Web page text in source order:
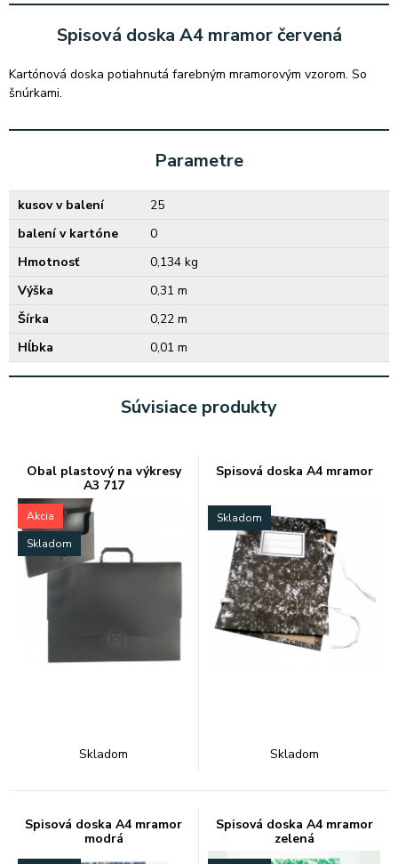
Spisová doska A4 mramor červená
Kartónová doska potiahnutá farebným mramorovým vzorom. So
šnúrkami.
Parametre
kusov v balení
25
balení v kartóne
0
Hmotnosť
0,134 kg
Výška
0,31 m
Šírka
0,22 m
Hĺbka
0,01 m
Súvisiace produkty
Obal plastový na výkresy
A3 717
Akcia
Skladom
Skladom
Spisová doska A4 mramor
Skladom
Skladom
Spisová doska A4 mramor
modrá
Spisová doska A4 mramor
zelená